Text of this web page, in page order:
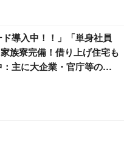
導入中！！」「単身社員
族寮完備！借り上げ住宅も
主に大企業・官庁等のお
港や成田空港への送迎が
ーも在籍残業ほぼ無
るくて楽しい開進交通へ